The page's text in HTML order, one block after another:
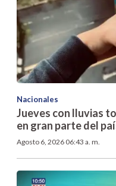
Nacionales
Jueves con lluvias
en gran parte del
Agosto 6, 2026 06:43 a. m.